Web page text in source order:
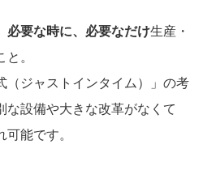
必要な時に、必要なだけ生産・
。
（ジャストインタイム）」の考
な設備や大きな改革がなくて
能です。